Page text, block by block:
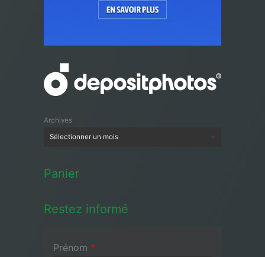
Archives
Panier
Restez informé
Prénom *